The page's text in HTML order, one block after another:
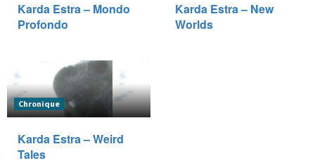
Karda Estra – Mondo
Profondo
Karda Estra – New
Worlds
Chronique
Karda Estra – Weird
Tales